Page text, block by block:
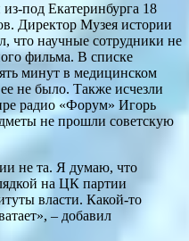
под Екатеринбурга 18
Директор Музея истории
что научные сотрудники не
фильма. В списке
минут в медицинском
не было. Также исчезли
радио «Форум» Игорь
не прошли советскую
не та. Я думаю, что
на ЦК партии
власти. Какой-то
– добавил